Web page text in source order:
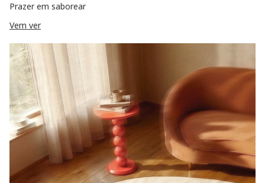
Prazer em saborear
Vem ver